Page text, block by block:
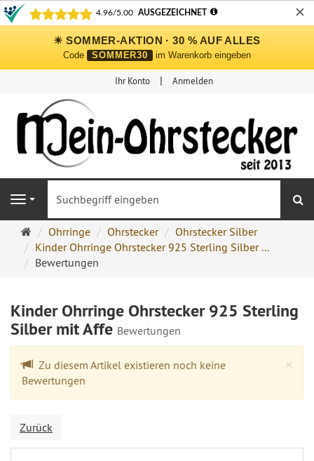
✕
☀ SOMMER-AKTION · 30 % AUF ALLES
Code SOMMER30 im Warenkorb eingeben
Ihr Konto Anmelden
Navigation
Ohrringe
Ohrstecker
Onlineshop
Ohrringe Ohrstecker
Ohrstecker Silber
Kinder Ohrringe Ohrstecker 925 Sterling Silber ...
Bewertungen
Kinder Ohrringe Ohrstecker 925 Sterling
Silber mit Affe Bewertungen
×
Zu diesem Artikel existieren noch keine
Bewertungen
Zurück